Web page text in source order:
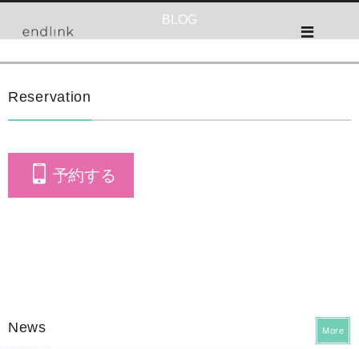
BLOG
Reservation
予約する
News More